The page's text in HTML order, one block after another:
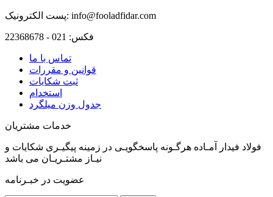
پست الکترونیک: info@fooladfidar.com
فکس: 021 - 22368678
تماس با ما
قوانین و مقررات
ثبت شکایات
استخدام
جدول وزن ميلگرد
خدمات مشتریان
فولاد فیدار آمـاده هرگـونه پاسخگویـی در زمینه پیگیـری شکایات و
نیـاز مشتـریـان می باشد
عضویت در خبـرنامه